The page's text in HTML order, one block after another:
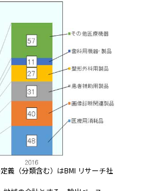
義（分類含む）はBMI リサーチ社